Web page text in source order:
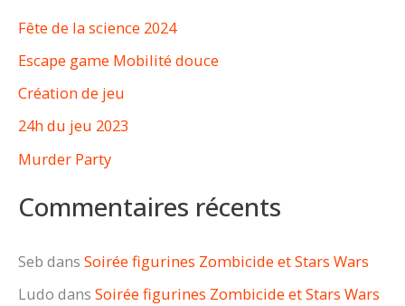
h
e
r
Fête de la science 2024
Escape game Mobilité douce
Création de jeu
24h du jeu 2023
Murder Party
Commentaires récents
Seb dans Soirée figurines Zombicide et Stars Wars
Ludo dans Soirée figurines Zombicide et Stars Wars